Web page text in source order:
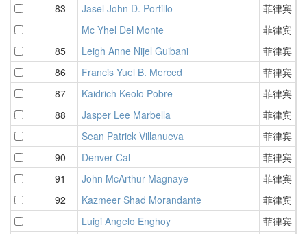
83
Jasel John D. Portillo 菲律宾
Mc Yhel Del Monte
菲律宾
85
Leigh Anne Nijel Guibani 菲律宾
86
Francis Yuel B. Merced 菲律宾
87
Kaidrich Keolo Pobre 菲律宾
88
Jasper Lee Marbella 菲律宾
Sean Patrick Villanueva
菲律宾
90
Denver Cal 菲律宾
91
John McArthur Magnaye 菲律宾
92
Kazmeer Shad Morandante 菲律宾
Luigi Angelo Enghoy
菲律宾